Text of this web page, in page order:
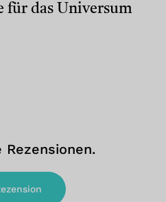
für das Universum